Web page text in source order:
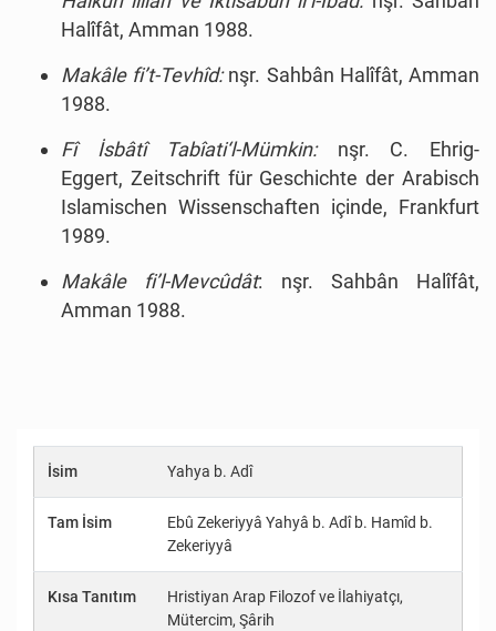
Halîfât, Amman 1988.
Makâle fi’t-Tevhîd:nşr. Sahbân Halîfât, Amman
1988.
Fî İsbâtî Tabîati‘l-Mümkin:nşr. C. Ehrig-
Eggert, Zeitschrift für Geschichte der Arabisch
Islamischen Wissenschaften içinde, Frankfurt
1989.
Makâle fi’l-Mevcûdât: nşr. Sahbân Halîfât,
Amman 1988.
İsim Yahya b. Adî
Tam İsim
Ebû Zekeriyyâ Yahyâ b. Adî b. Hamîd b.
Zekeriyyâ
Kısa Tanıtım
Hristiyan Arap Filozof ve İlahiyatçı,
Mütercim, Şârih